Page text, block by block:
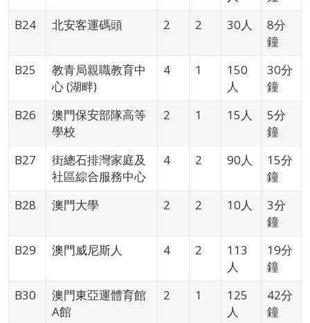
B24
北安客運碼頭 2 2 30人
8分
鐘
B25
教青局親職教育中
心 (湖畔)
4 1
150
人
30分
鐘
B26
澳門保安部隊高等
學校
2 1 15人
5分
鐘
B27
街總石排灣家庭及
社區綜合服務中心
4 2 90人
15分
鐘
B28
澳門大學 2 2 10人
3分
鐘
B29
澳門威尼斯人 4 2
113
人
19分
鐘
B30
澳門東亞運體育館
A館
2 1
125
人
42分
鐘